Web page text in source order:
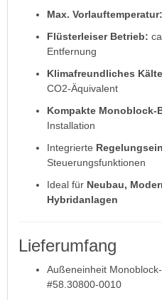
Max. Vorlauftemperatur:
Flüsterleiser Betrieb:
Entfernung
Klimafreundliches
CO2-Äquivalent
Kompakte Monoblock-
Installation
Integrierte
Steuerungsfunktionen
Ideal für Neubau,
Hybridanlagen
Lieferumfang
Außeneinheit
#58.30800-0010